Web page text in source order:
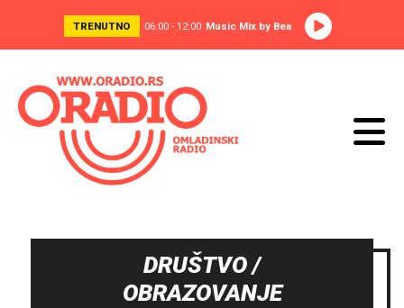
TRENUTNO 06:00 - 12:00 Music Mix by Bea
DRUŠTVO /
OBRAZOVANJE